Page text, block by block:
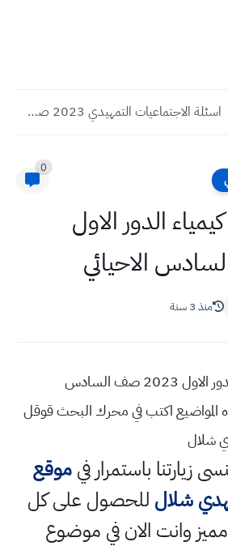
اسئلة الاجتماعيات التمهيدي 2023 صف الثالث المتوسط
0
الدور الاول
منذ 3 سنة
اسئلة واجوبة كيمياء الدور الاول 2023 صف السادس
المواضيع اكتب في محرك البحث قوقل
شلال
زيارتنا باستمرار فيموقع
شلال للحصول على كل
وانت الان في موضوع